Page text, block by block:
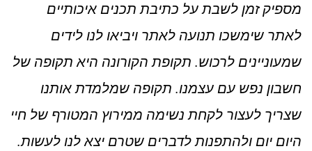
מספיק זמן לשבת על כתיבת תכנים איכותיים
לאתר שימשכו תנועה לאתר ויביאו לנו לידים
שמעוניינים לרכוש. תקופת הקורונה היא תקופה של
חשבון נפש עם עצמנו. תקופה שמלמדת אותנו
שצריך לעצור לקחת נשימה ממירוץ המטורף של חיי
היום יום ולהתפנות לדברים שטרם יצא לנו לעשות.